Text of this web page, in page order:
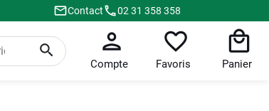
Contact 02 31 358 358
Compte Favoris Panier